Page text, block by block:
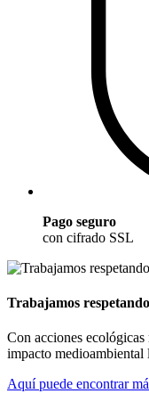
Pago seguro
con cifrado SSL
Trabajamos
Con acciones
impacto medioambiental
Aquí puede encontrar